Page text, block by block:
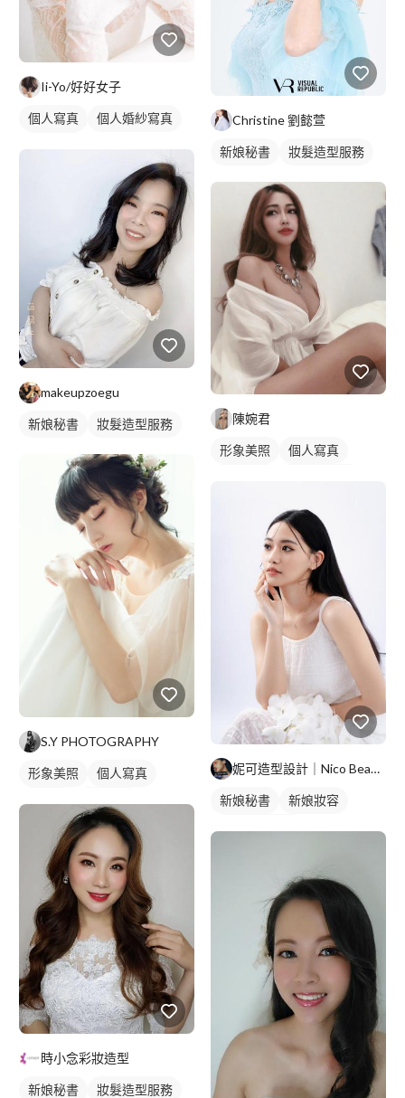
Ii-Yo/好好女子
個人寫真
個人婚紗寫真
makeupzoegu
新娘秘書 妝髮造型服務
S.Y PHOTOGRAPHY
形象美照
個人寫真
時小念彩妝造型
新娘秘書 妝髮造型服務
Christine 劉懿萱
新娘秘書 妝髮造型服務
陳婉君
形象美照
個人寫真
商業人像
妮可造型設計｜Nico Beauty
新娘秘書
新娘妝容